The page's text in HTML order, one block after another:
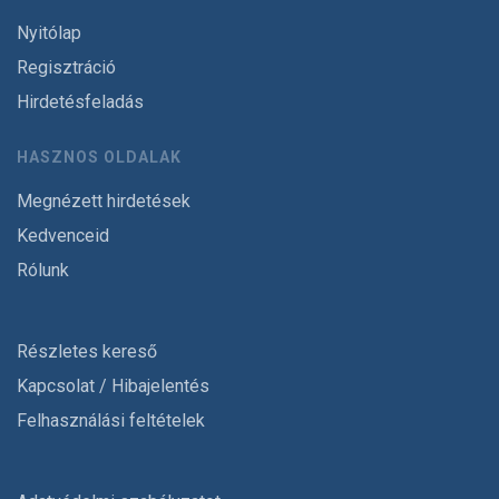
Nyitólap
Regisztráció
Hirdetésfeladás
HASZNOS OLDALAK
Megnézett hirdetések
Kedvenceid
Rólunk
Részletes kereső
Kapcsolat / Hibajelentés
Felhasználási feltételek